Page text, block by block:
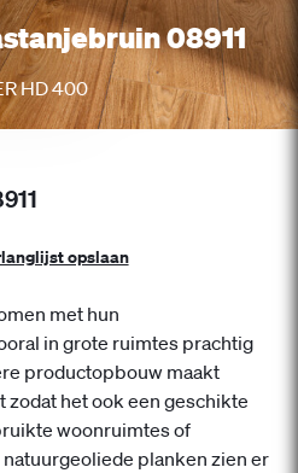
08911
HD 400
opslaan
met hun
in grote ruimtes prachtig
productopbouw maakt
het ook een geschikte
woonruimtes of
planken zien er